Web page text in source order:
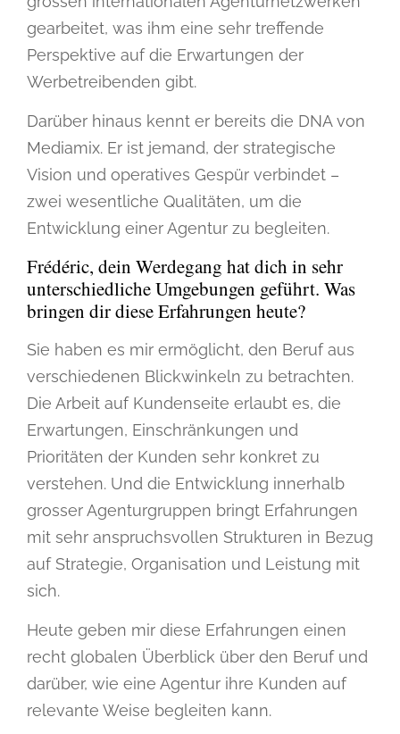
gearbeitet, was ihm eine sehr treffende
Perspektive auf die Erwartungen der
Werbetreibenden gibt.
Darüber hinaus kennt er bereits die DNA von
Mediamix. Er ist jemand, der strategische
Vision und operatives Gespür verbindet –
zwei wesentliche Qualitäten, um die
Entwicklung einer Agentur zu begleiten.
Frédéric, dein Werdegang hat dich in sehr
unterschiedliche Umgebungen geführt. Was
bringen dir diese Erfahrungen heute?
Sie haben es mir ermöglicht, den Beruf aus
verschiedenen Blickwinkeln zu betrachten.
Die Arbeit auf Kundenseite erlaubt es, die
Erwartungen, Einschränkungen und
Prioritäten der Kunden sehr konkret zu
verstehen. Und die Entwicklung innerhalb
grosser Agenturgruppen bringt Erfahrungen
mit sehr anspruchsvollen Strukturen in Bezug
auf Strategie, Organisation und Leistung mit
sich.
Heute geben mir diese Erfahrungen einen
recht globalen Überblick über den Beruf und
darüber, wie eine Agentur ihre Kunden auf
relevante Weise begleiten kann.